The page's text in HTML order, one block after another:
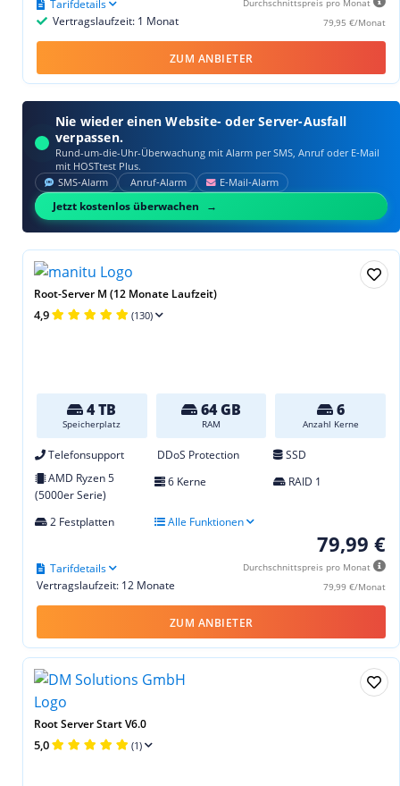
79,95 €/Monat
Vertragslaufzeit: 1 Monat
Tarifdetails
ZUM ANBIETER
Nie wieder einen Website- oder Server-Ausfall
verpassen.
Rund-um-die-Uhr-Überwachung mit Alarm per SMS, Anruf oder E‑Mail
mit HOSTtest Plus.
SMS‑Alarm Anruf‑Alarm E‑Mail‑Alarm
Jetzt kostenlos überwachen
Root-Server M (12 Monate Laufzeit)
4,9 (130)
4 TB
Speicherplatz
64 GB
RAM
6
Anzahl Kerne
Telefonsupport DDoS Protection
SSD
AMD Ryzen 5
(5000er Serie)
6 Kerne RAID 1
2 Festplatten Alle Funktionen
79,99 €
Durchschnittspreis pro Monat
79,99 €/Monat
Vertragslaufzeit: 12 Monate
Tarifdetails
ZUM ANBIETER
Root Server Start V6.0
5,0 (1)